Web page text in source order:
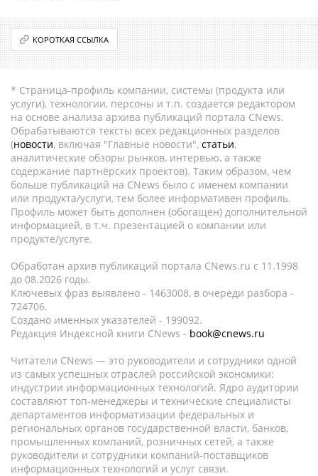
КОРОТКАЯ ССЫЛКА
* Страница-профиль компании, системы (продукта или
услуги), технологии, персоны и т.п. создается редактором
на основе анализа архива публикаций портала CNews.
Обрабатываются тексты всех редакционных разделов
(новости, включая "Главные новости", статьи,
аналитические обзоры рынков, интервью, а также
содержание партнёрских проектов). Таким образом, чем
больше публикаций на CNews было с именем компании
или продукта/услуги, тем более информативен профиль.
Профиль может быть дополнен (обогащен) дополнительной
информацией, в т.ч. презентацией о компании или
продукте/услуге.
Обработан архив публикаций портала CNews.ru c 11.1998
до 08.2026 годы.
Ключевых фраз выявлено - 1463008, в очереди разбора -
724706.
Создано именных указателей - 199092.
Редакция Индексной книги CNews - book@cnews.ru
Читатели CNews — это руководители и сотрудники одной
из самых успешных отраслей российской экономики:
индустрии информационных технологий. Ядро аудитории
составляют топ-менеджеры и технические специалисты
департаментов информатизации федеральных и
региональных органов государственной власти, банков,
промышленных компаний, розничных сетей, а также
руководители и сотрудники компаний-поставщиков
информационных технологий и услуг связи.